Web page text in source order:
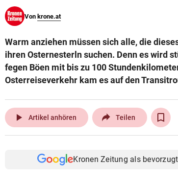
© Krone Multimedia GmbH & Co KG 2026
Von krone.at
Warm anziehen müssen sich alle, die
ihren Osternesterln suchen. Denn es wird
fegen Böen mit bis zu 100
Osterreiseverkehr kam es auf den
play_arrow Artikel anhören Teilen
Kronen Zeitung als